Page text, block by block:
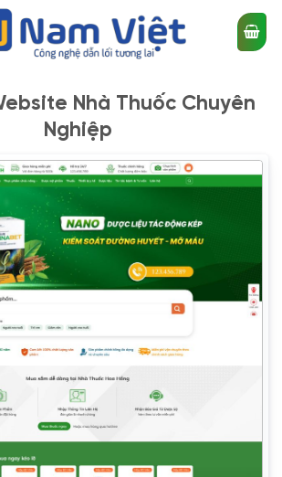
Nhà Thuốc Chuyên
Nghiệp